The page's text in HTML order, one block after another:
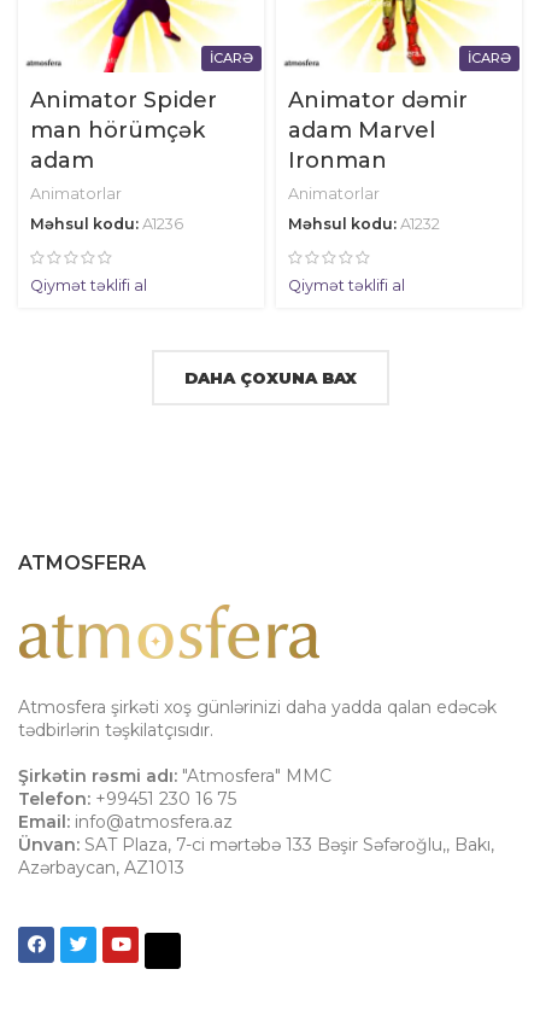
İCARƏ
Animator Spider
man hörümçək
adam
Animatorlar
Məhsul kodu: A1236
Qiymət təklifi al
İCARƏ
Animator dəmir
adam Marvel
Ironman
Animatorlar
Məhsul kodu: A1232
Qiymət təklifi al
DAHA ÇOXUNA BAX
ATMOSFERA
Atmosfera şirkəti xoş günlərinizi daha yadda qalan edəcək
tədbirlərin təşkilatçısıdır.
Şirkətin rəsmi adı: "Atmosfera" MMC
Telefon: +99451 230 16 75
Email: info@atmosfera.az
Ünvan: SAT Plaza, 7-ci mərtəbə 133 Bəşir Səfəroğlu,, Bakı,
Azərbaycan, AZ1013